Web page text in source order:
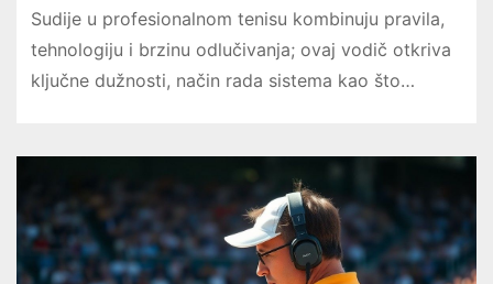
Sudije u profesionalnom tenisu kombinuju pravila,
tehnologiju i brzinu odlučivanja; ovaj vodič otkriva
ključne dužnosti, način rada sistema kao što…